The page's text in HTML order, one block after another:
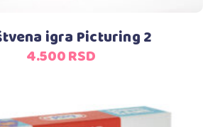
igra Picturing 2
4.500RSD